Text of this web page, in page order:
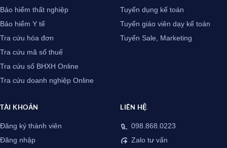
Bảo hiểm thất nghiệp
Bảo hiểm Y tế
Tra cứu hóa đơn
Tra cứu mã số thuế
Tra cứu sổ BHXH Online
Tra cứu doanh nghiệp Online
Tuyển dụng kế toán
Tuyển giáo viên dạy kế toán
Tuyển Sale, Marketing
TÀI KHOẢN
Đăng ký thành viên
Đăng nhập
LIÊN HỆ
098.868.0223
Zalo tư vấn